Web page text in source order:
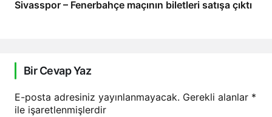
Sivasspor – Fenerbahçe maçının biletleri satışa çıktı
Bir Cevap Yaz
E-posta adresiniz yayınlanmayacak. Gerekli alanlar *
ile işaretlenmişlerdir